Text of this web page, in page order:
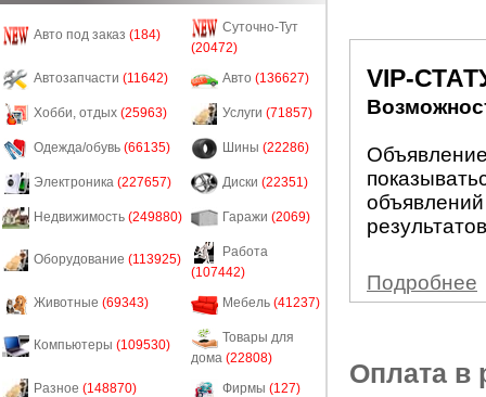
Авто под заказ (184)
Суточно-Тут
(20472)
Автозапчасти (11642) Авто (136627)
Хобби, отдых (25963) Услуги (71857)
Одежда/обувь (66135) Шины (22286)
Электроника (227657) Диски (22351)
Недвижимость (249880) Гаражи (2069)
Оборудование (113925)
Работа
(107442)
Животные (69343) Мебель (41237)
Компьютеры (109530)
Товары для
дома (22808)
Разное (148870) Фирмы (127)
VIP-
Подробнее
Оплата в